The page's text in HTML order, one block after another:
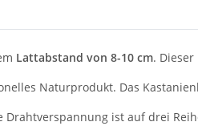
Lattabstand von 8-10 cm.
Naturprodukt. Das
ist auf drei